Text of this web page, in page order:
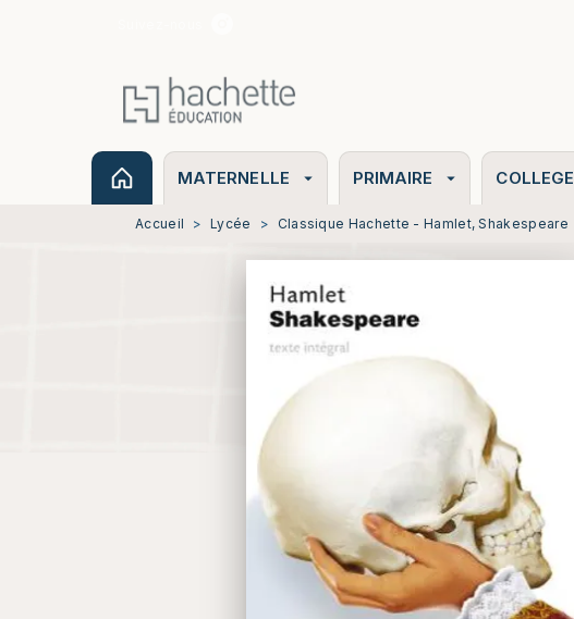
MATERNELLE arrow_drop_down PRIMAIRE arrow_drop_down COLLEGE
Accueil > Lycée > Classique Hachette - Hamlet, Shakespeare